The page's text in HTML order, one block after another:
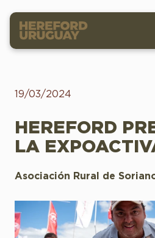
19/03/2024
HEREFORD
LA
Asociación Rural de